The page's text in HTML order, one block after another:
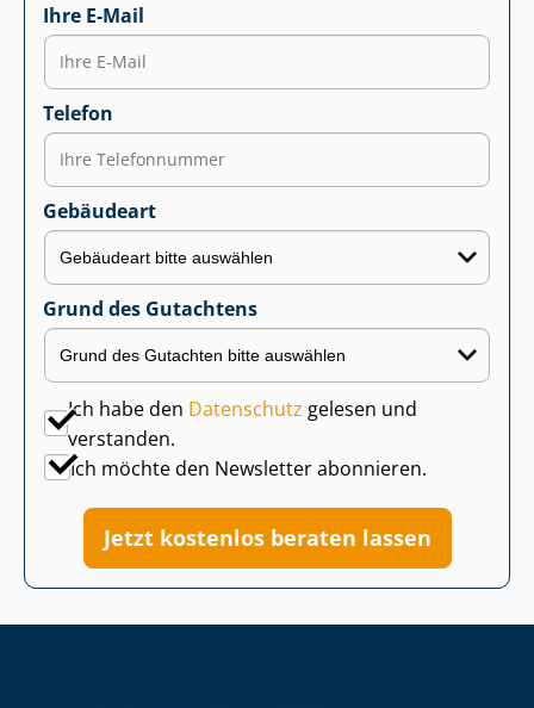
Ihre E-Mail
Telefon
Gebäudeart
Grund des Gutachtens
Ich habe den Datenschutz gelesen und
verstanden.
Ich möchte den Newsletter abonnieren.
Jetzt kostenlos beraten lassen